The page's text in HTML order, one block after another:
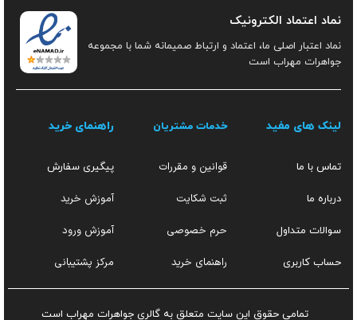
نماد اعتماد الکترونیک
نماد اعتبار اصلی ما، اعتماد و ارتباط صمیمانه شما با مجموعه
جواهرات مهراب است
لینک های مفید
تماس با ما
درباره ما
سوالات متداول
حساب کاربری
خدمات مشتریان
قوانین و مقررات
ثبت شکایت
حرم خصوصی
راهنمای خرید
راهنمای خرید
پیگیری سفارش
آموزش خرید
آموزش ورود
مرکز پشتیبانی
تمامی حقوق این سایت متعلق به گالری جواهرات مهراب است